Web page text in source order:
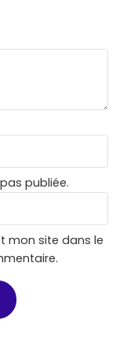
publiée.
mon site dans le